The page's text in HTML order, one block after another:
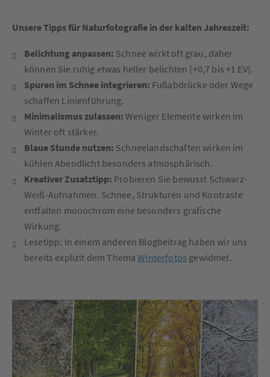
Unsere Tipps für Naturfotografie in der kalten Jahreszeit:
Belichtung anpassen: Schnee wirkt oft grau, daher
können Sie ruhig etwas heller belichten (+0,7 bis +1 EV).
Spuren im Schnee integrieren: Fußabdrücke oder Wege
schaffen Linienführung.
Minimalismus zulassen: Weniger Elemente wirken im
Winter oft stärker.
Blaue Stunde nutzen: Schneelandschaften wirken im
kühlen Abendlicht besonders atmosphärisch.
Kreativer Zusatztipp: Probieren Sie bewusst Schwarz-
Weiß-Aufnahmen. Schnee, Strukturen und Kontraste
entfalten monochrom eine besonders grafische
Wirkung.
Lesetipp: In einem anderen Blogbeitrag haben wir uns
bereits explizit dem ThemaWinterfotos gewidmet.